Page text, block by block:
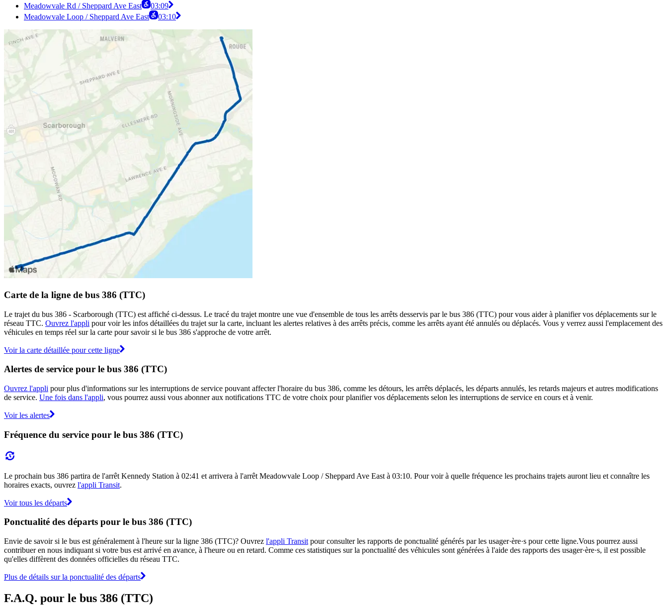
Meadowvale Rd / Sheppard Ave East
03:09
Meadowvale Loop / Sheppard Ave East
03:10
Carte de la ligne de bus 386 (TTC)
Le trajet du bus 386 - Scarborough (TTC) est affiché ci-dessus. Le tracé du trajet montre une vue d'ensemble de tous les arrêts desservis par le bus 386 (TTC) pour vous aider à planifier vos déplacements sur le
réseau TTC. Ouvrez l'appli pour voir les infos détaillées du trajet sur la carte, incluant les alertes relatives à des arrêts précis, comme les arrêts ayant été annulés ou déplacés. Vous y verrez aussi l'emplacement des
véhicules en temps réel sur la carte pour savoir si le bus 386 s'approche de votre arrêt.
Voir la carte détaillée pour cette ligne
Alertes de service pour le bus 386 (TTC)
Ouvrez l'appli pour plus d'informations sur les interruptions de service pouvant affecter l'horaire du bus 386, comme les détours, les arrêts déplacés, les départs annulés, les retards majeurs et autres modifications
de service. Une fois dans l'appli, vous pourrez aussi vous abonner aux notifications TTC de votre choix pour planifier vos déplacements selon les interruptions de service en cours et à venir.
Voir les alertes
Fréquence du service pour le bus 386 (TTC)
Le prochain bus 386 partira de l'arrêt Kennedy Station à 02:41 et arrivera à l'arrêt Meadowvale Loop / Sheppard Ave East à 03:10. Pour voir à quelle fréquence les prochains trajets auront lieu et connaître les
horaires exacts, ouvrez l'appli Transit.
Voir tous les départs
Ponctualité des départs pour le bus 386 (TTC)
Envie de savoir si le bus est généralement à l'heure sur la ligne 386 (TTC)? Ouvrez l'appli Transit pour consulter les rapports de ponctualité générés par les usager·ère·s pour cette ligne.Vous pourrez aussi
contribuer en nous indiquant si votre bus est arrivé en avance, à l'heure ou en retard. Comme ces statistiques sur la ponctualité des véhicules sont générées à l'aide des rapports des usager·ère·s, il est possible
qu'elles diffèrent des données officielles du réseau TTC.
Plus de détails sur la ponctualité des départs
F.A.Q. pour le bus 386 (TTC)